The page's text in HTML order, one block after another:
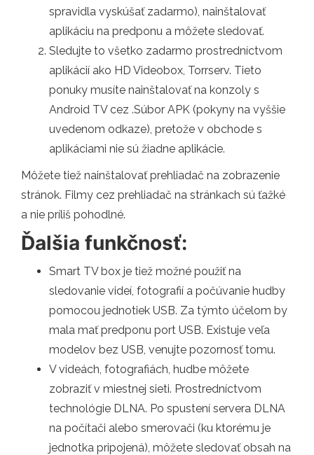
spravidla vyskúšať zadarmo), nainštalovať
aplikáciu na predponu a môžete sledovať.
Sledujte to všetko zadarmo prostredníctvom
aplikácií ako HD Videobox, Torrserv. Tieto
ponuky musíte nainštalovať na konzoly s
Android TV cez .Súbor APK (pokyny na vyššie
uvedenom odkaze), pretože v obchode s
aplikáciami nie sú žiadne aplikácie.
Môžete tiež nainštalovať prehliadač na zobrazenie
stránok. Filmy cez prehliadač na stránkach sú ťažké
a nie príliš pohodlné.
Ďalšia funkčnosť:
Smart TV box je tiež možné použiť na
sledovanie videí, fotografií a počúvanie hudby
pomocou jednotiek USB. Za týmto účelom by
mala mať predponu port USB. Existuje veľa
modelov bez USB, venujte pozornosť tomu.
V videách, fotografiách, hudbe môžete
zobraziť v miestnej sieti. Prostredníctvom
technológie DLNA. Po spustení servera DLNA
na počítači alebo smerovači (ku ktorému je
jednotka pripojená), môžete sledovať obsah na